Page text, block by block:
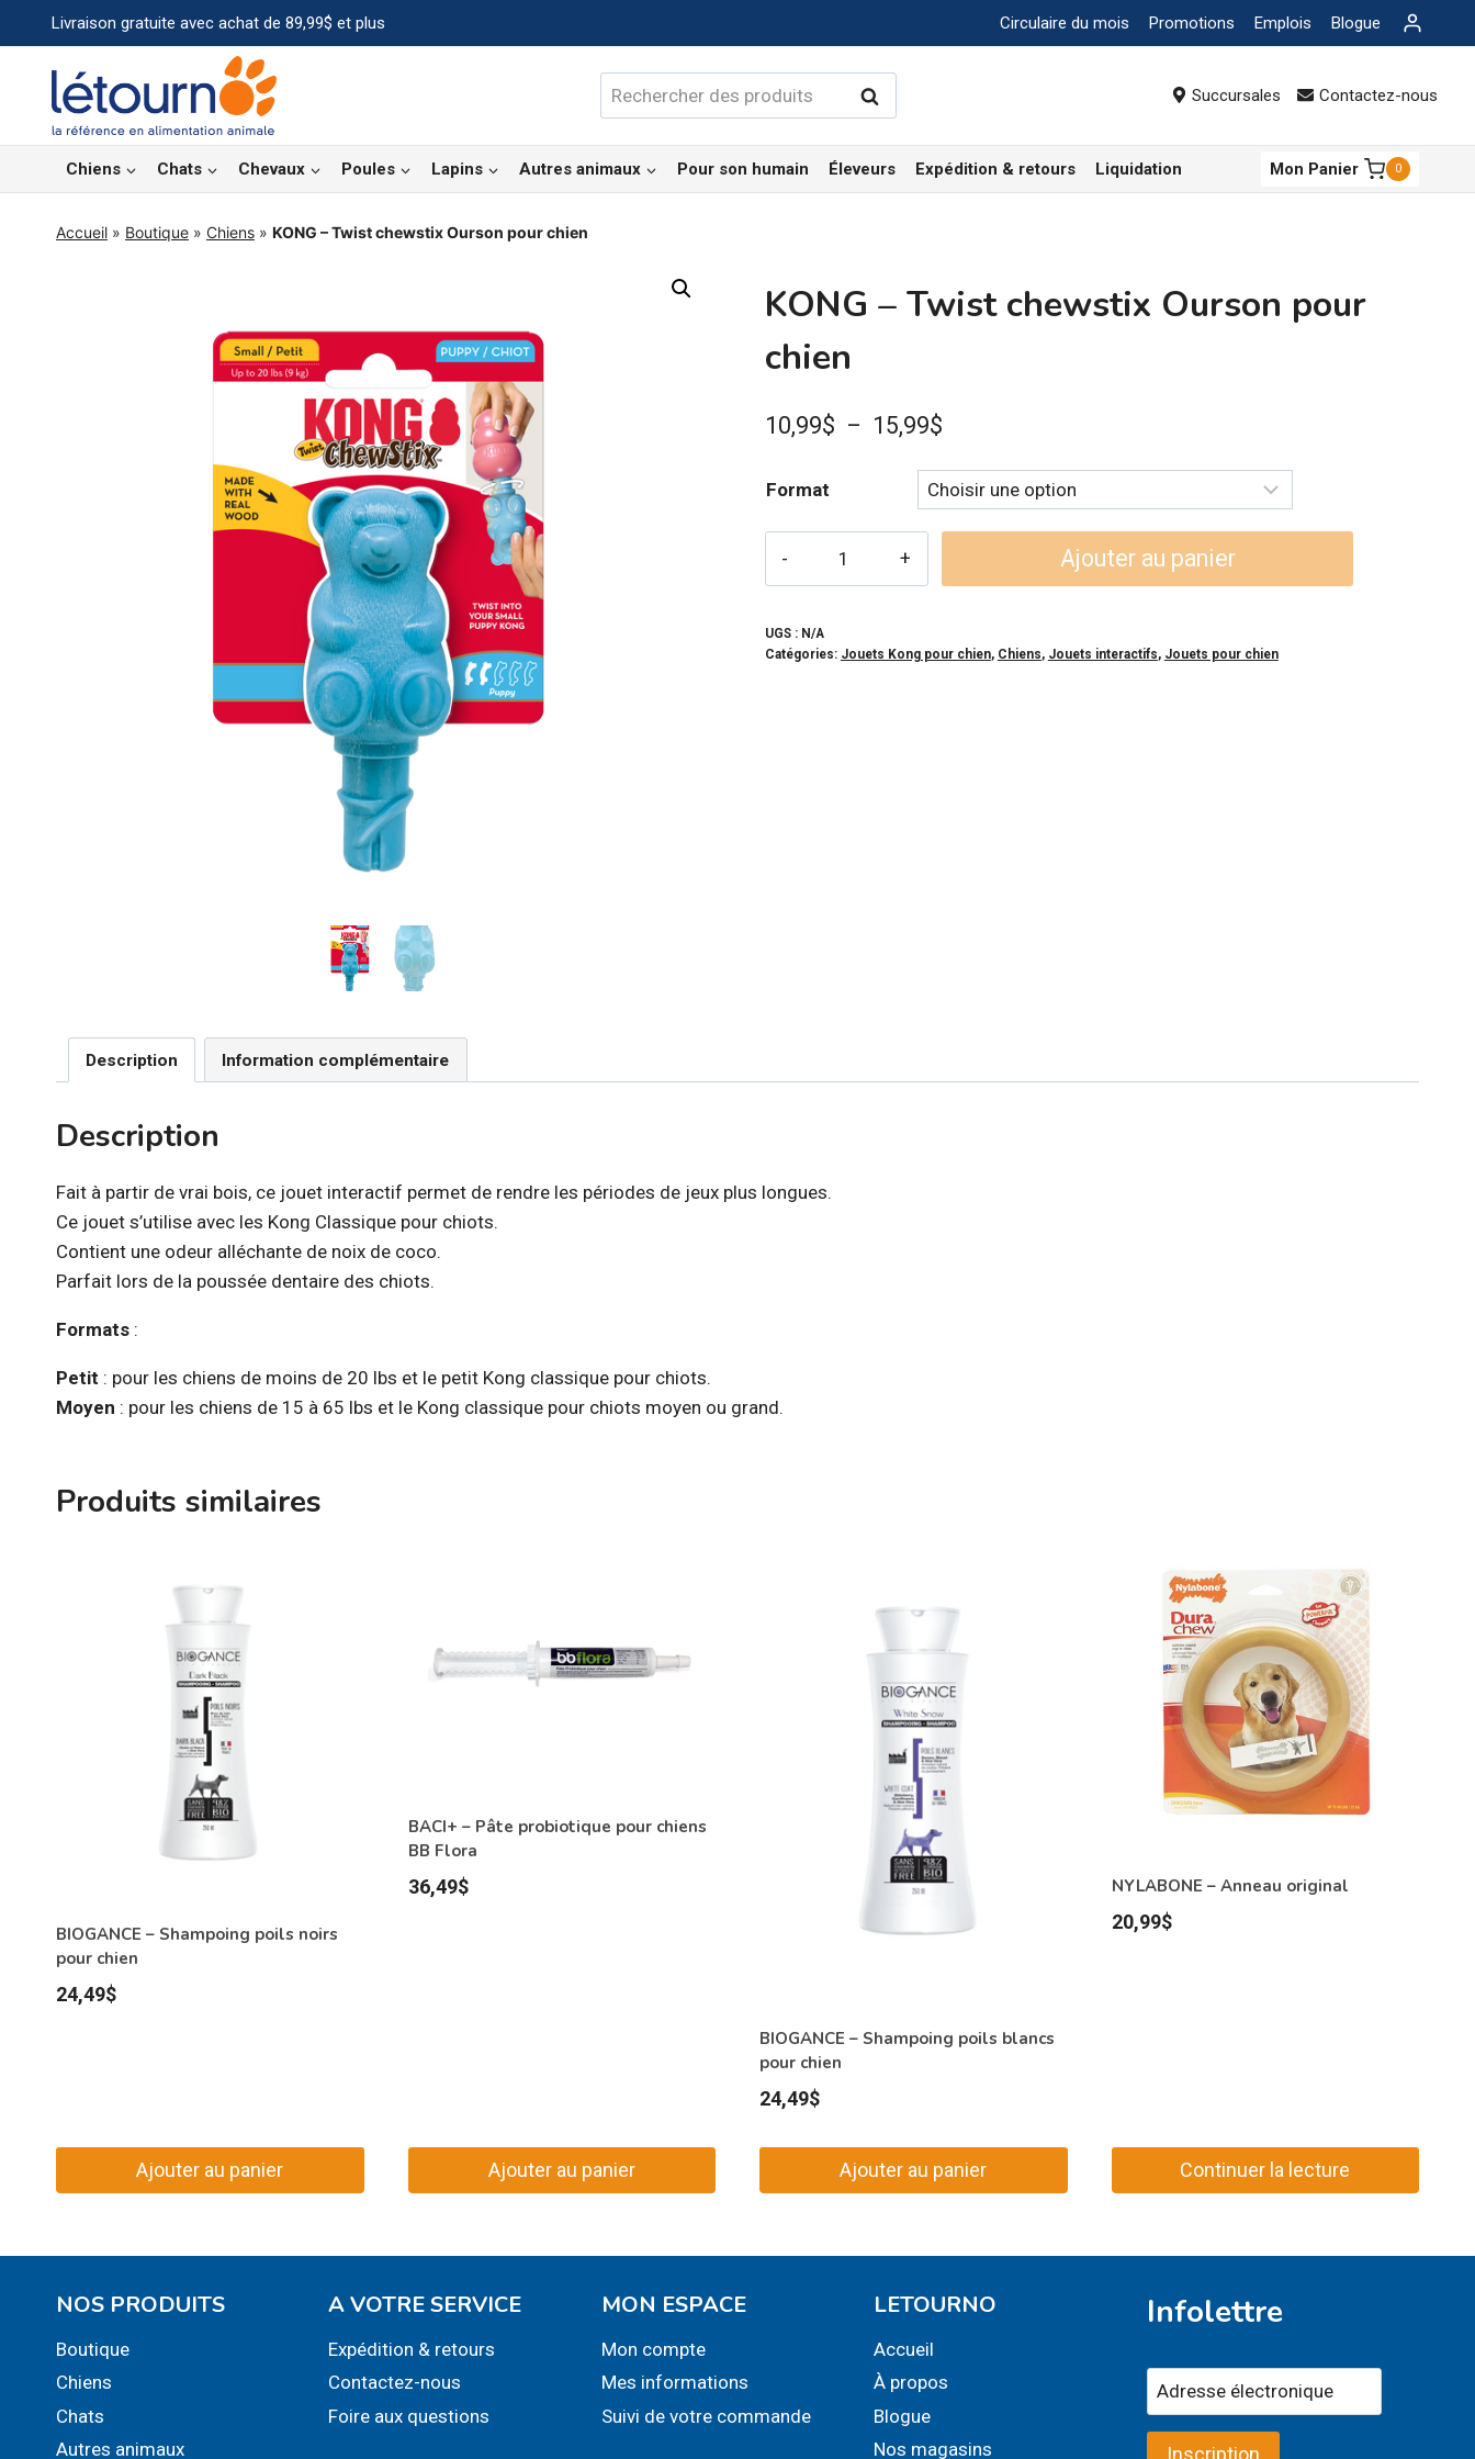
au
contenu
Livraison gratuite avec achat de 89,99$ et plus Circulaire du mois Promotions Emplois Blogue
Rechercher : Rechercher Succursales Contactez-nous
Chiens Chats Chevaux Poules Lapins Autres animaux Pour son humain Éleveurs Expédition & retours Liquidation Mon Panier 0
Accueil » Boutique » Chiens » KONG – Twist chewstix Ourson pour chien
KONG – Twist chewstix Ourson pour
chien
10,99$ – 15,99$Plage
prix :
10,99$
Format
-
Twist
Ajouter au panier
UGS : N/A
Catégories: Jouets Kong pour chien, Chiens, Jouets interactifs, Jouets pour chien
Description Information complémentaire
Description
Fait à partir de vrai bois, ce jouet interactif permet de rendre les périodes de jeux plus longues.
Ce jouet s’utilise avec les Kong Classique pour chiots.
Contient une odeur alléchante de noix de coco.
Parfait lors de la poussée dentaire des chiots.
Formats :
Petit : pour les chiens de moins de 20 lbs et le petit Kong classique pour chiots.
Moyen : pour les chiens de 15 à 65 lbs et le Kong classique pour chiots moyen ou grand.
Produits similaires
BIOGANCE – Shampoing poils noirs
pour chien
24,49$
Ajouter au panier
BACI+ – Pâte probiotique pour chiens
BB Flora
36,49$
Ajouter au panier
BIOGANCE – Shampoing poils blancs
pour chien
24,49$
Ajouter au panier
NYLABONE – Anneau original
20,99$
Continuer la lecture
NOS PRODUITS
Boutique
Chiens
Chats
Autres animaux
A VOTRE SERVICE
Expédition & retours
Contactez-nous
Foire aux questions
MON ESPACE
Mon compte
Mes informations
Suivi de votre commande
LETOURNO
Accueil
À propos
Blogue
Nos magasins
Infolettre
Inscription